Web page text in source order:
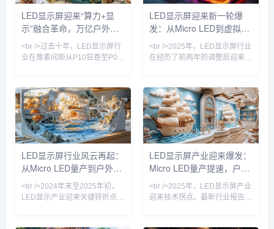
碾压性优势，尤其在户外大屏和
高端商用显示领域，其亮度可达
20000尼特以上，即使正午阳光
出货量同比增长超200%，而
Micro LED虽未完全量产，但其
在AR眼镜、车载显示等细分领
LED显示屏迎来“算力+显
示”融合革命，万亿户外媒
体市场重新洗牌
<br />过去十年，LED显示屏行
业在像素间距从P10狂卷至P0.9
示，行业正在经历一场由“芯片
倒装+COB集成封装”驱动的根本
性变革。多家头部厂商已实现
P0.4以下Micro LED显示屏的良
率突破，单位成本较2023年下
降近60%。在深圳举行的国际
LED展上，一款采用玻璃基板的
透明Micro LED屏惊艳全场——
LED显示屏迎来新一轮爆
发：从Micro LED到虚拟拍
摄，产业格局正在重塑
<br />2025年，LED显示屏行业
在经历了前两年的调整后迎来强
场规模预计突破120亿美元，同
比增长18%。这一增长背后，是
Mini/Micro LED技术的加速商
用、虚拟制作（Virtual
Production）需求的爆发，以及
户外裸眼3D大屏的普及。从上
游芯片到下游应用，产业链各环
节都在经历一场深刻的效率革
LED显示屏行业风云再起：
从Micro LED量产到户外广
告新蓝海，一场显示革命正
在进行
<br />2024年末至2025年初，
LED显示产业迎来关键转折点。
LED显示屏产业迎来爆发：
Micro LED量产提速，户外
广告迈向万亿级市场
<br />2025年，LED显示屏产业
迎来技术拐点。最新行业报告显